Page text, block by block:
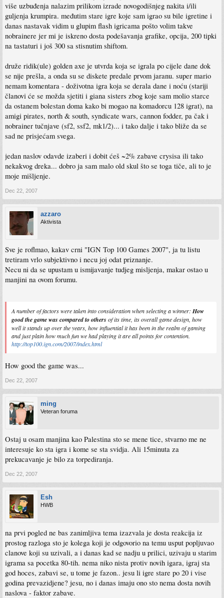
više uzbuđenja nalazim prilikom izrade novogodišnjeg nakita i/ili
guljenja krumpira. međutim stare igre koje sam igrao su bile igretine i
danas nastavak vidim u glupim flash igricama pošto volim takve
nobrainere jer mi je iskreno dosta podešavanja grafike, opcija, 200 tipki
na tastaturi i još 300 sa stisnutim shiftom.
druže ridik(ule) golden axe je utvrda koja se igrala po cijele dane dok
se nije prešla, a onda su se diskete predale prvom jaranu. super mario
nemam komentara - doživotna igra koja se derala dane i noću (stariji
članovi će se možda sjetiti i giana sisters zbog koje sam molio starce
da ostanem bolestan doma kako bi mogao na komadorcu 128 igrat), na
amigi pirates, north & south, syndicate wars, cannon fodder, pa čak i
nobrainer tučnjave (sf2, ssf2, mk1/2)... i tako dalje i tako bliže da se
sad ne prisjećam svega.
jedan naslov odavde izaberi i dobit ćeš ~2% zabave crysisa ili tako
nekakvog dreka... dobro ja sam malo old skul što se toga tiče, ali to je
moje mišljenje.
Dec 22, 2007
azzaro
Aktivista
Sve je roflmao, kakav crni "IGN Top 100 Games 2007", ja tu listu
tretiram vrlo subjektivno i necu joj odat priznanje.
Necu ni da se upustam u ismijavanje tudjeg misljenja, makar ostao u
manjini na ovom forumu.
A number of factors were taken into consideration when selecting a winner:How
good the game was compared to others of its time, its overall game design, how
well it stands up over the years, how influential it has been in the realm of gaming
and just plain how much fun we had playing it are all points for contention.
http://top100.ign.com/2007/index.html
How good the game was...
Dec 22, 2007
ming
Veteran foruma
Ostaj u osam manjina kao Palestina sto se mene tice, stvarno me ne
interesuje ko sta igra i kome se sta svidja. Ali 15minuta za
prekucavanje je bilo za torpediranja.
Dec 22, 2007
Esh
HWB
na prvi pogled ne bas zanimljiva tema izazvala je dosta reakcija iz
prostog razloga sto je kolega koji je odgovorio na temu usput popljuvao
clanove koji su uzivali, a i danas kad se nadju u prilici, uzivaju u starim
igrama sa pocetka 80-tih. nema niko nista protiv novih igara, igraj sta
god hoces, zabavi se, u tome je fazon.. jesu li igre stare po 20 i vise
godina prevazidjene? jesu, no i danas imaju ono sto nema dosta novih
naslova - faktor zabave.